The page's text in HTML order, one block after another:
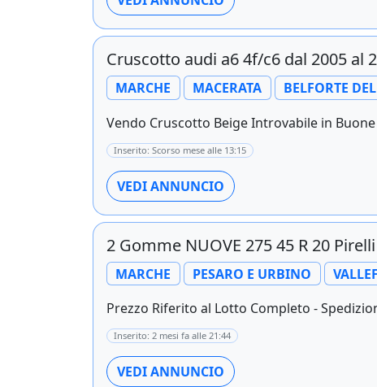
Cruscotto audi a6 4f/c6 dal 2005 al
MARCHE MACERATA BELFORTE
Vendo Cruscotto Beige Introvabile in
Inserito: Scorso mese alle 13:15
VEDI ANNUNCIO
2 Gomme NUOVE 275 45 R 20 Pirelli
MARCHE PESARO E URBINO
Prezzo Riferito al Lotto Completo -
Inserito: 2 mesi fa alle 21:44
VEDI ANNUNCIO